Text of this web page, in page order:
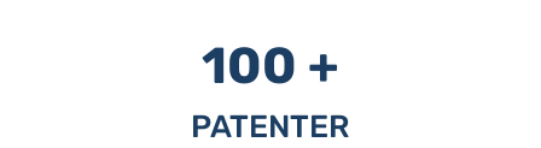
100 +
PATENTER